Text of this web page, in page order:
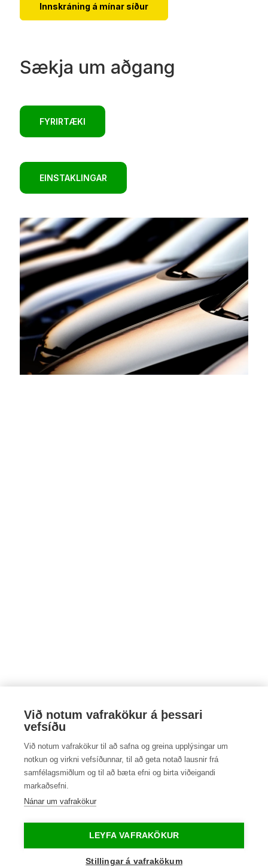
Innskráning á mínar síður
Sækja um aðgang
FYRIRTÆKI
EINSTAKLINGAR
Tryggvabraut 12
Við notum vafrakökur á þessari
vefsíðu
Við notum vafrakökur til að safna og greina upplýsingar um
notkun og virkni vefsíðunnar, til að geta notað lausnir frá
samfélagsmiðlum og til að bæta efni og birta viðeigandi
markaðsefni.
Nánar um vafrakökur
LEYFA VAFRAKÖKUR
Stillingar á vafrakökum